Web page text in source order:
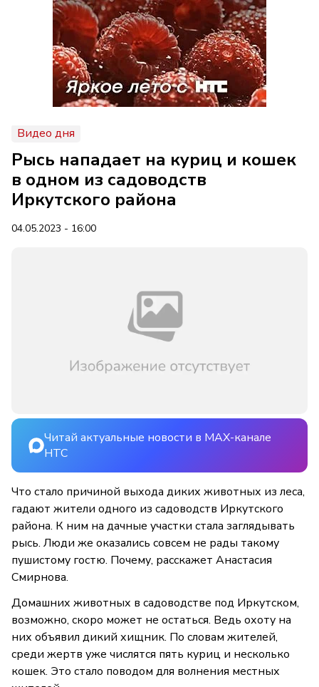
Видео дня
Рысь нападает на куриц и кошек
в одном из садоводств
Иркутского района
04.05.2023 - 16:00
Читай актуальные новости в MAX-канале
НТС
Что стало причиной выхода диких животных из леса,
гадают жители одного из садоводств Иркутского
района. К ним на дачные участки стала заглядывать
рысь. Люди же оказались совсем не рады такому
пушистому гостю. Почему, расскажет Анастасия
Смирнова.
Домашних животных в садоводстве под Иркутском,
возможно, скоро может не остаться. Ведь охоту на
них объявил дикий хищник. По словам жителей,
среди жертв уже числятся пять куриц и несколько
кошек. Это стало поводом для волнения местных